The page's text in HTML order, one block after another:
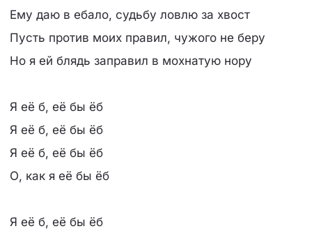
Ему даю в ебало, судьбу ловлю за хвост
Пусть против моих правил, чужого не беру
Но я ей блядь заправил в мохнатую нору
Я её б, её бы ёб
Я её б, её бы ёб
Я её б, её бы ёб
О, как я её бы ёб
Я её б, её бы ёб